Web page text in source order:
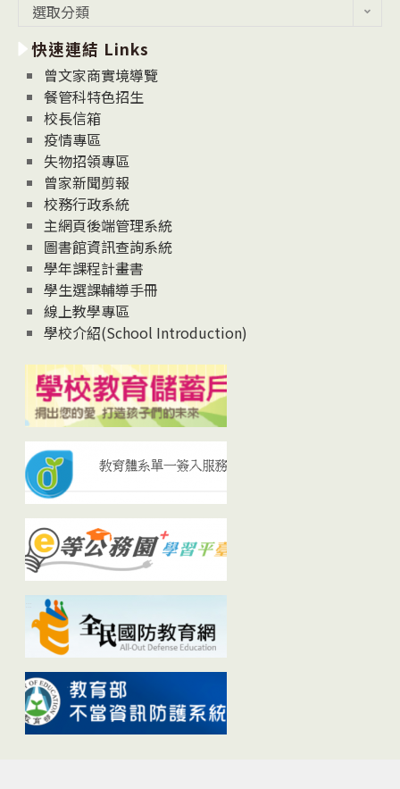
消
息
News
選取分類
快速連結 Links
曾文家商實境導覽
餐管科特色招生
校長信箱
疫情專區
失物招領專區
曾家新聞剪報
校務行政系統
主網頁後端管理系統
圖書館資訊查詢系統
學年課程計畫書
學生選課輔導手冊
線上教學專區
學校介紹(School Introduction)